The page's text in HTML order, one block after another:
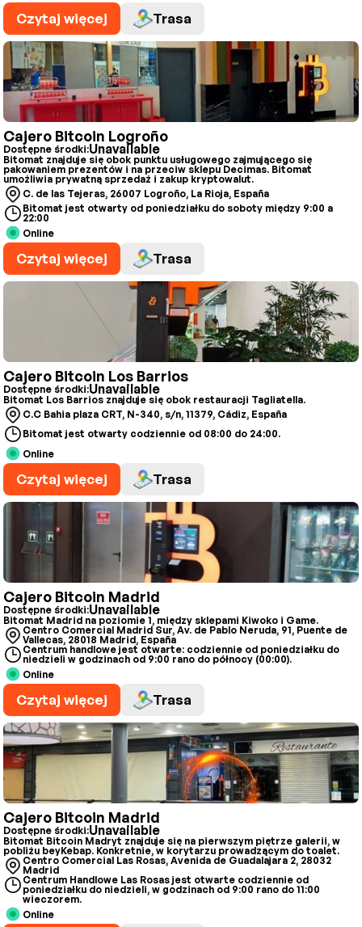
Czytaj więcej Trasa
Cajero Bitcoin Logroño
Dostępne środki:Unavailable
Bitomat znajduje się obok punktu usługowego zajmującego się
pakowaniem prezentów i na przeciw sklepu Decimas. Bitomat
umożliwia prywatną sprzedaż i zakup kryptowalut.
C. de las Tejeras, 26007 Logroño, La Rioja, España
Bitomat jest otwarty od poniedziałku do soboty między 9:00 a
22:00
Online
Czytaj więcej Trasa
Cajero Bitcoin Los Barrios
Dostępne środki:Unavailable
Bitomat Los Barrios znajduje się obok restauracji Tagliatella.
C.C Bahia plaza CRT, N-340, s/n, 11379, Cádiz, España
Bitomat jest otwarty codziennie od 08:00 do 24:00.
Online
Czytaj więcej Trasa
Cajero Bitcoin Madrid
Dostępne środki:Unavailable
Bitomat Madrid na poziomie 1, między sklepami Kiwoko i Game.
Centro Comercial Madrid Sur, Av. de Pablo Neruda, 91, Puente de
Vallecas, 28018 Madrid, España
Centrum handlowe jest otwarte: codziennie od poniedziałku do
niedzieli w godzinach od 9:00 rano do północy (00:00).
Online
Czytaj więcej Trasa
Cajero Bitcoin Madrid
Dostępne środki:Unavailable
Bitomat Bitcoin Madryt znajduje się na pierwszym piętrze galerii, w
pobliżu beyKebap. Konkretnie, w korytarzu prowadzącym do toalet.
Centro Comercial Las Rosas, Avenida de Guadalajara 2, 28032
Madrid
Centrum Handlowe Las Rosas jest otwarte codziennie od
poniedziałku do niedzieli, w godzinach od 9:00 rano do 11:00
wieczorem.
Online